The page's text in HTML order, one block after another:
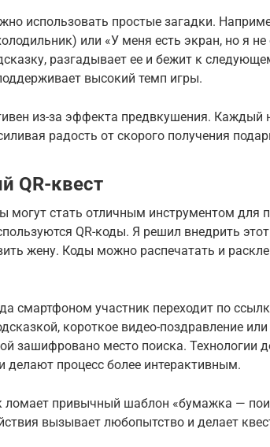
использовать простые загадки.
или «У меня есть экран, но я не
разгадывает ее и бежит к
высокий темп игры.
из-за эффекта предвкушения. Каждый
радость от скорого получения
QR-квест
могут стать отличным инструментом для
QR-коды. Я решил внедрить
жену. Коды можно распечатать и
смартфоном участник переходит по
короткое видео-поздравление
зашифровано место поиска. Технологии
делают процесс более интерактивным.
ломает привычный шаблон «бумажка —
вызывает любопытство и делает